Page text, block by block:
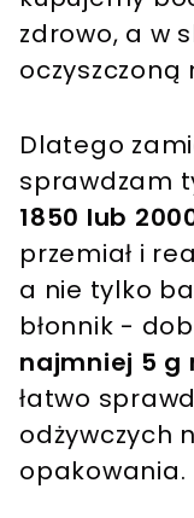
zdrowo, a w
oczyszczoną
Dlatego
sprawdzam
1850 lub
przemiał i
a nie tylko
błonnik -
najmniej 5 g
łatwo
odżywczych
opakowania.